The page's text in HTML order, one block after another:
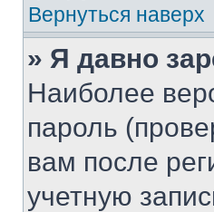
Вернуться наверх
» Я давно
Наиболее
пароль
вам после
учетную